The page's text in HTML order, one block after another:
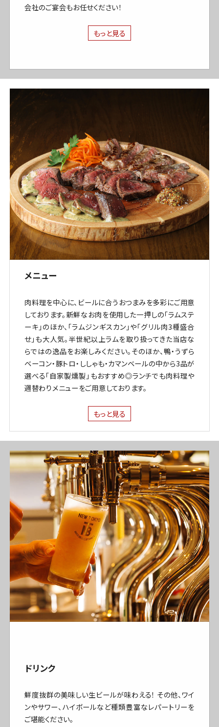
会社のご宴会もお任せください！
もっと見る
メニュー
肉料理を中心に、ビールに合うおつまみを多彩にご用意
しております。新鮮なお肉を使用した一押しの「ラムステ
ーキ」のほか、「ラムジンギスカン」や「グリル肉3種盛合
せ」も大人気。半世紀以上ラムを取り扱ってきた当店な
らではの逸品をお楽しみください。そのほか、鴨・うずら
ベーコン・豚トロ・ししゃも・カマンベールの中から3品が
選べる「自家製燻製」もおすすめ◎ランチでも肉料理や
週替わりメニューをご用意しております。
もっと見る
ドリンク
鮮度抜群の美味しい生ビールが味わえる！ その他、ワイ
ンやサワー、ハイボールなど種類豊富なレパートリーを
ご堪能ください。